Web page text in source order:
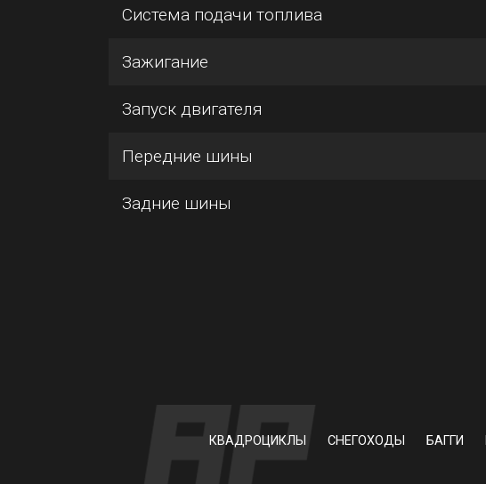
Система подачи топлива
Зажигание
Запуск двигателя
Передние шины
Задние шины
КВАДРОЦИКЛЫ СНЕГОХОДЫ БАГГИ